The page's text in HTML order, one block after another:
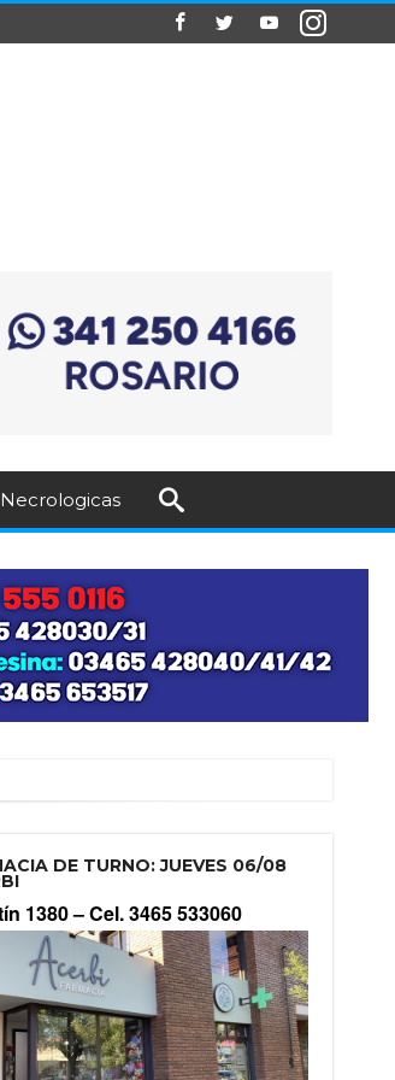
Necrologicas
DE TURNO: JUEVES 06/08
1380 –Cel. 3465 533060